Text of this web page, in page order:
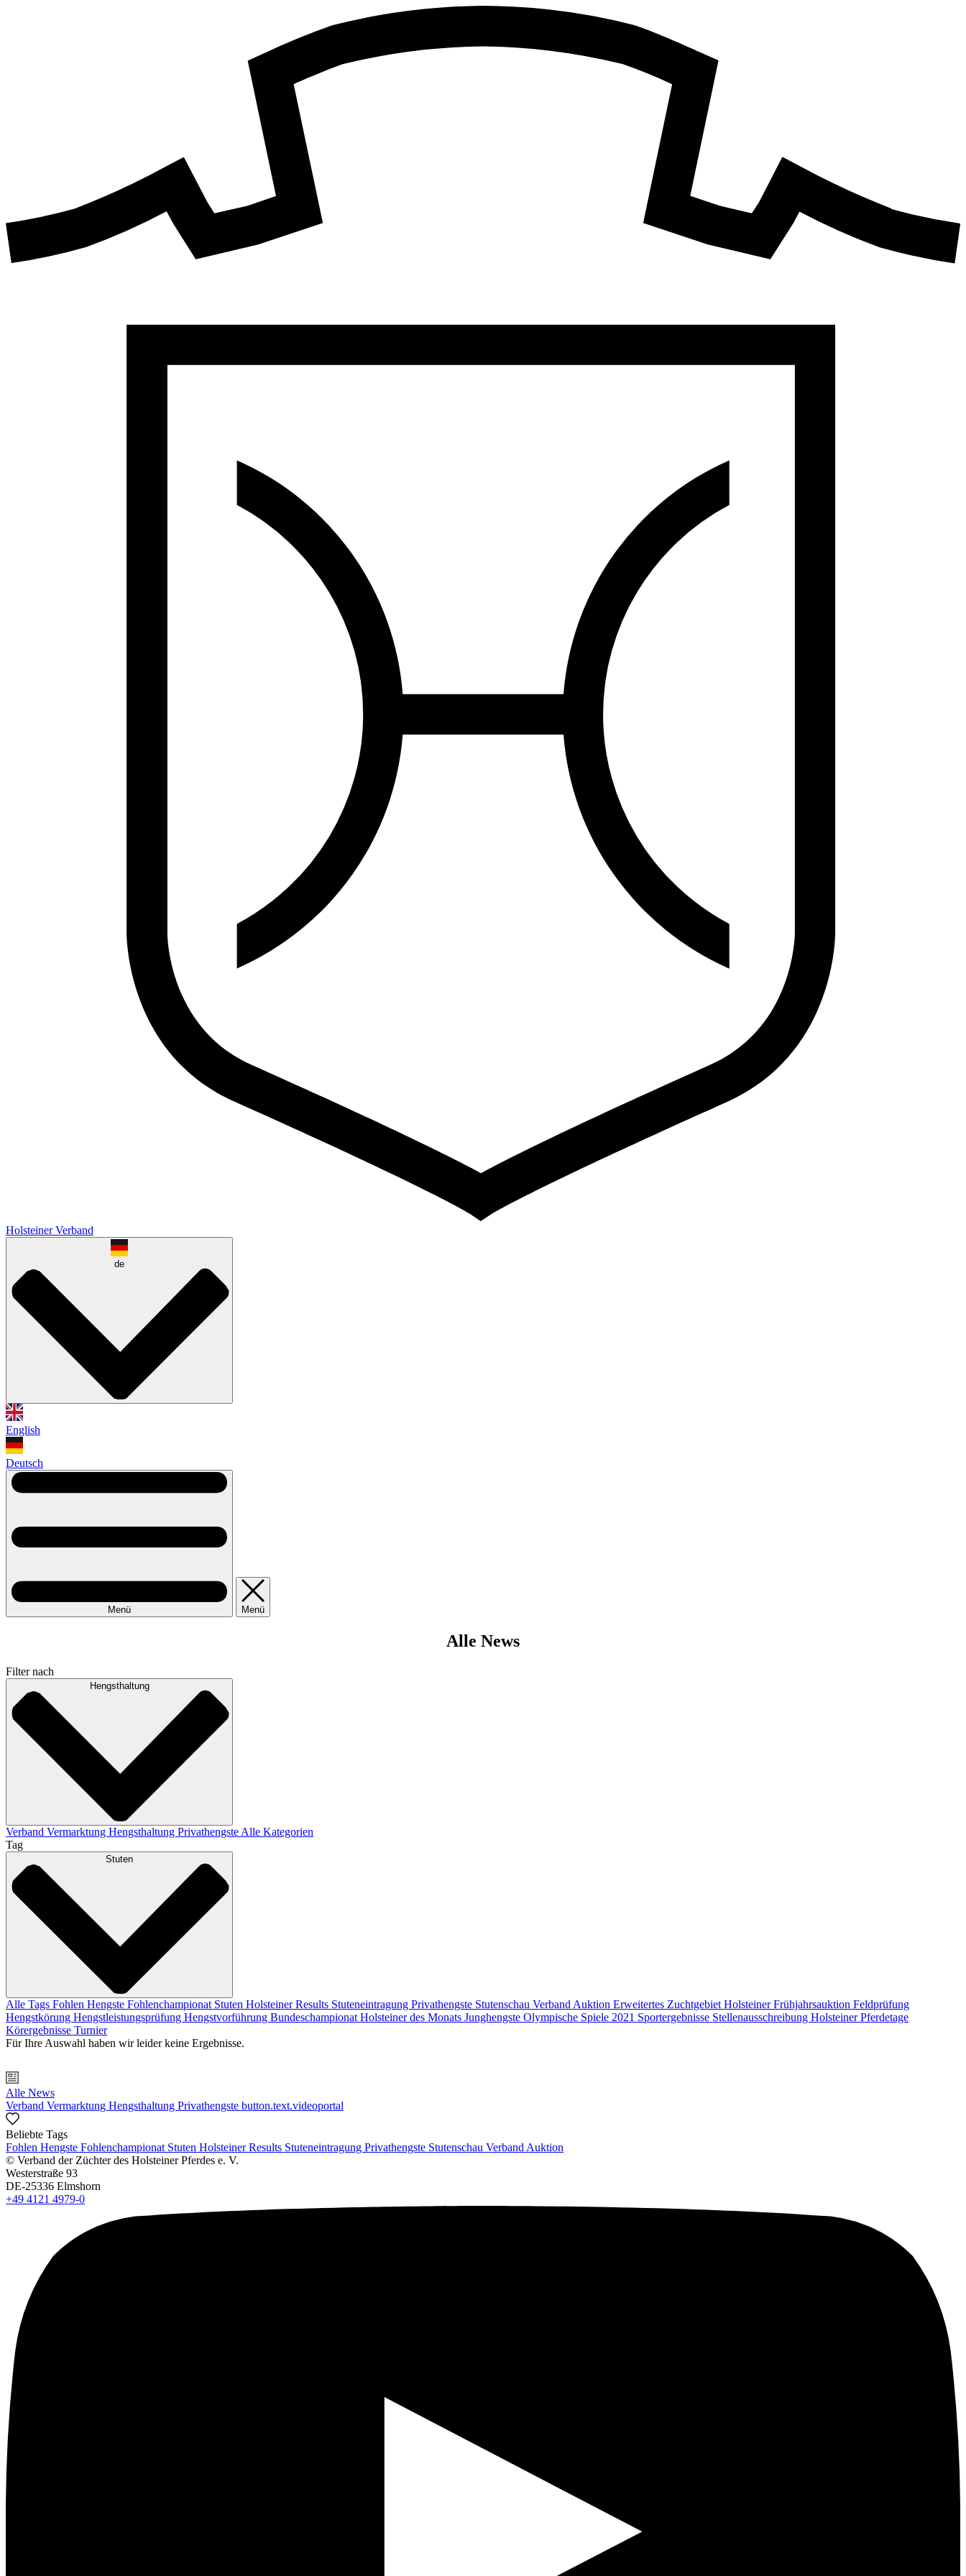
Holsteiner Verband
de
English
Deutsch
Menü Menü
Alle News
Filter nach
Hengsthaltung
Verband Vermarktung Hengsthaltung Privathengste Alle Kategorien
Tag
Stuten
Alle Tags Fohlen Hengste Fohlenchampionat Stuten Holsteiner Results Stuteneintragung Privathengste Stutenschau Verband Auktion Erweitertes Zuchtgebiet Holsteiner Frühjahrsauktion Feldprüfung
Hengstkörung Hengstleistungsprüfung Hengstvorführung Bundeschampionat Holsteiner des Monats Junghengste Olympische Spiele 2021 Sportergebnisse Stellenausschreibung Holsteiner Pferdetage
Körergebnisse Turnier
Für Ihre Auswahl haben wir leider keine Ergebnisse.
Alle News
Verband Vermarktung Hengsthaltung Privathengste button.text.videoportal
Beliebte Tags
Fohlen Hengste Fohlenchampionat Stuten Holsteiner Results Stuteneintragung Privathengste Stutenschau Verband Auktion
© Verband der Züchter des Holsteiner Pferdes e. V.
Westerstraße 93
DE-25336 Elmshorn
+49 4121 4979-0